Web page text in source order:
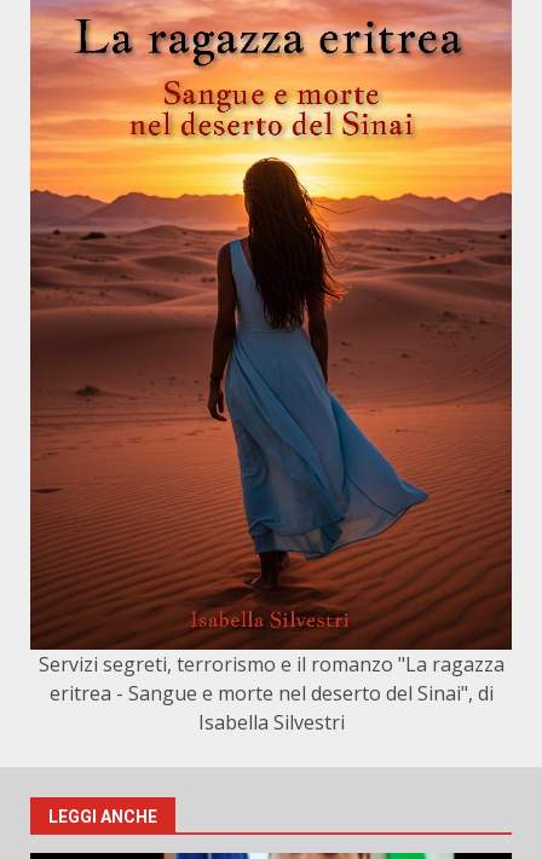
Servizi segreti, terrorismo e il romanzo "La ragazza
eritrea - Sangue e morte nel deserto del Sinai", di
Isabella Silvestri
LEGGI ANCHE